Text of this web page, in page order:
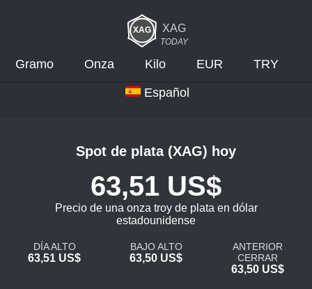
XAG
TODAY
Gramo Onza Kilo EUR TRY
Español
Spot de plata (XAG) hoy
63,51 US$
Precio de una onza troy de plata en dólar
estadounidense
DÍA ALTO
63,51 US$
BAJO ALTO
63,50 US$
ANTERIOR
CERRAR
63,50 US$